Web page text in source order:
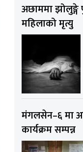
अछाममा झोलुङ्गे
महिलाको मृत्यु
मंगलसेन–६ मा
कार्यक्रम सम्पन्न